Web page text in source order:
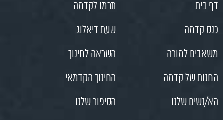
דף בית
תרמו לקדמה
כנס קדמה
שעת דיאלוג
משאבים למורה
השראה לחינוך
החנות של קדמה
החינוך הקדמאי
הא/נשים שלנו
הסיפור שלנו